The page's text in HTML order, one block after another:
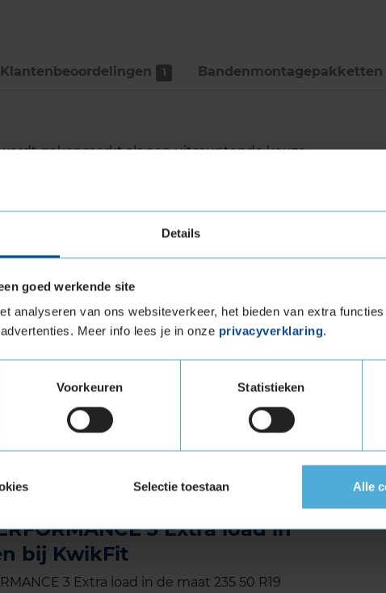
Details
goed werkende site
analyseren van ons websiteverkeer, het bieden van extra
Meer info lees je in onze privacyverklaring.
Voorkeuren Statistieken
Selectie toestaan Alle
Klantenbeoordelingen 1 Bandenmontage­pakketten
gekenmerkt als een uitmuntende keuze
vindt. Deze winterband belooft
koude weersomstandigheden, wat
een breed scala aan voertuigen, waaronder
dankzij de SnowProtect-technologie
dat het interne geluidsniveau van de
3 met Extra Load (verstevigde band)
die banden met een hoger
banden zijn te herkennen aan het
3 Extra load in
bij KwikFit
3 Extra load in de maat 235 50 R19